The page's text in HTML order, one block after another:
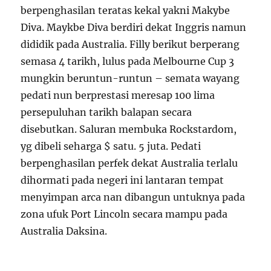
berpenghasilan teratas kekal yakni Makybe
Diva. Maykbe Diva berdiri dekat Inggris namun
dididik pada Australia. Filly berikut berperang
semasa 4 tarikh, lulus pada Melbourne Cup 3
mungkin beruntun-runtun – semata wayang
pedati nun berprestasi meresap 100 lima
persepuluhan tarikh balapan secara
disebutkan. Saluran membuka Rockstardom,
yg dibeli seharga $ satu. 5 juta. Pedati
berpenghasilan perfek dekat Australia terlalu
dihormati pada negeri ini lantaran tempat
menyimpan arca nan dibangun untuknya pada
zona ufuk Port Lincoln secara mampu pada
Australia Daksina.